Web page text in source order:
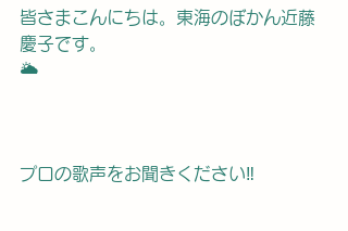
皆さまこんにちは。東海のぼかん近藤
慶子です。
🌥️
プロの歌声をお聞きください‼️